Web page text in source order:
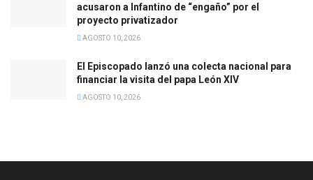
acusaron a Infantino de “engaño” por el
proyecto privatizador
AGOSTO 10, 2026
El Episcopado lanzó una colecta nacional para
financiar la visita del papa León XIV
AGOSTO 10, 2026